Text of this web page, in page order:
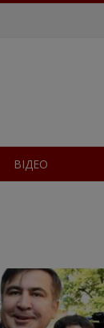
ВІДЕО